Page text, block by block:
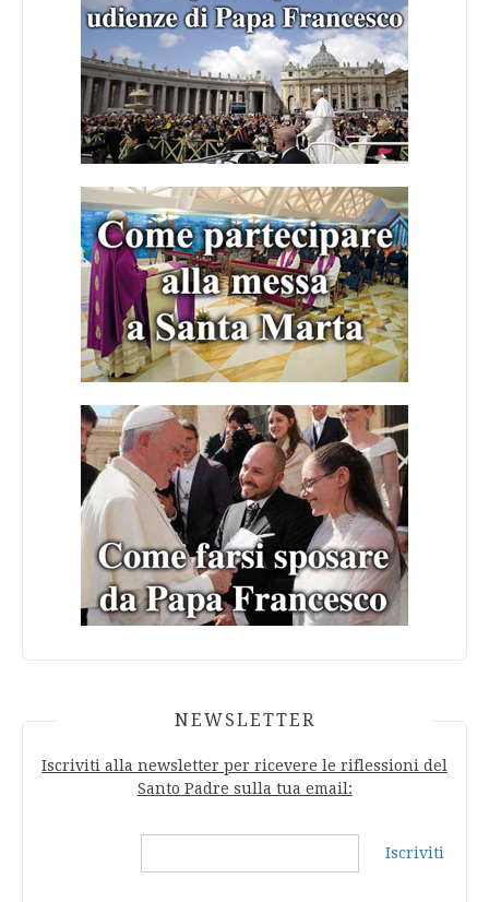
NEWSLETTER
Iscriviti alla newsletter per ricevere le riflessioni del
Santo Padre sulla tua email:
Iscriviti